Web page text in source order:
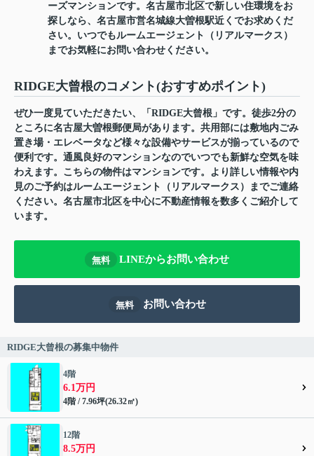
ーズマンションです。名古屋市北区で新しい住環境をお
探しなら、名古屋市営名城線大曽根駅近くでお求めくだ
さい。いつでもルームエージェント（リアルマークス）
までお気軽にお問い合わせください。
RIDGE大曾根のコメント(おすすめポイント)
ぜひ一度見ていただきたい、「RIDGE大曾根」です。徒歩2分の
ところに名古屋大曽根郵便局があります。共用部には敷地内ごみ
置き場・エレベータなど様々な設備やサービスが揃っているので
便利です。通風良好のマンションなのでいつでも新鮮な空気を味
わえます。こちらの物件はマンションです。より詳しい情報や内
見のご予約はルームエージェント（リアルマークス）までご連絡
ください。名古屋市北区を中心に不動産情報を数多くご紹介して
います。
無料 LINEからお問い合わせ
無料 お問い合わせ
RIDGE大曾根の募集中物件
4階
6.1万円
4階 / 7.96坪(26.32㎡)
12階
8.5万円